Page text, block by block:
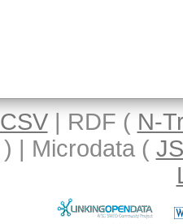
CSV| RDF ( N-
) | Microdata (